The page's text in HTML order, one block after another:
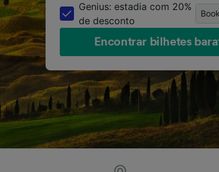
Genius: estadia com 20%
de desconto
Encontrar bilhetes